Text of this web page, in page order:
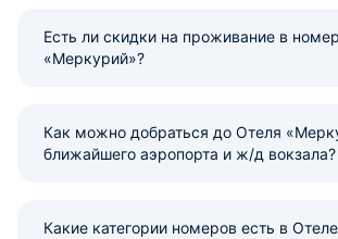
Есть ли скидки на проживание в
«Меркурий»?
Как можно добраться до Отеля
ближайшего аэропорта и ж/д вокзала?
Какие категории номеров есть в Отеле